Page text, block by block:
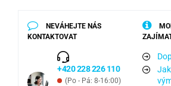
NEVÁHEJTE NÁS
KONTAKTOVAT
+420 228 226 110
(Po - Pá: 8-16:00)